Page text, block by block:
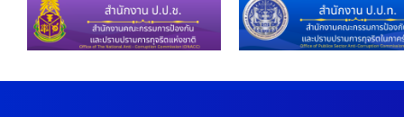
ประกาศกำหนดอายุการใช้งานของสินทรัพย์ขององ
คู่มือการปฏิบัติงานฝ่ายทะเบียนพัสดุและทรัพย์สิน